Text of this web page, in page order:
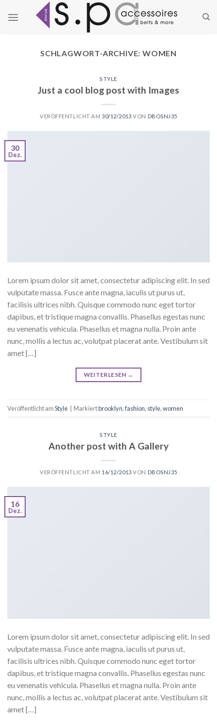
Inhalt
SCHLAGWORT-ARCHIVE: WOMEN
STYLE
Just a cool blog post with Images
VERÖFFENTLICHT AM30/12/2013 VON DBOSNJ35
30
Dez.
Lorem ipsum dolor sit amet, consectetur adipiscing elit. In sed
vulputate massa. Fusce ante magna, iaculis ut purus ut,
facilisis ultrices nibh. Quisque commodo nunc eget tortor
dapibus, et tristique magna convallis. Phasellus egestas nunc
eu venenatis vehicula. Phasellus et magna nulla. Proin ante
nunc, mollis a lectus ac, volutpat placerat ante. Vestibulum sit
amet […]
WEITERLESEN →
Veröffentlicht amStyle Markiertbrooklyn,fashion, style,women
STYLE
Another post with A Gallery
VERÖFFENTLICHT AM 16/12/2013 VON DBOSNJ35
16
Dez.
Lorem ipsum dolor sit amet, consectetur adipiscing elit. In sed
vulputate massa. Fusce ante magna, iaculis ut purus ut,
facilisis ultrices nibh. Quisque commodo nunc eget tortor
dapibus, et tristique magna convallis. Phasellus egestas nunc
eu venenatis vehicula. Phasellus et magna nulla. Proin ante
nunc, mollis a lectus ac, volutpat placerat ante. Vestibulum sit
amet […]